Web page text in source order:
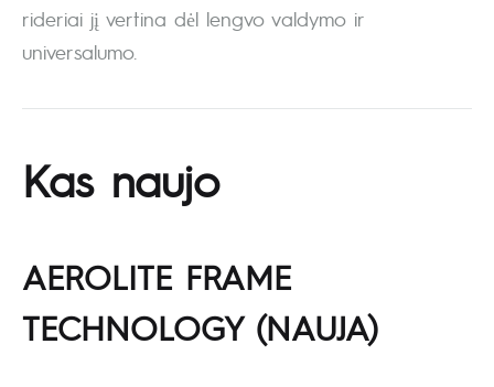
rideriai jį vertina dėl lengvo valdymo ir
universalumo.
Kas naujo
AEROLITE FRAME
TECHNOLOGY (NAUJA)